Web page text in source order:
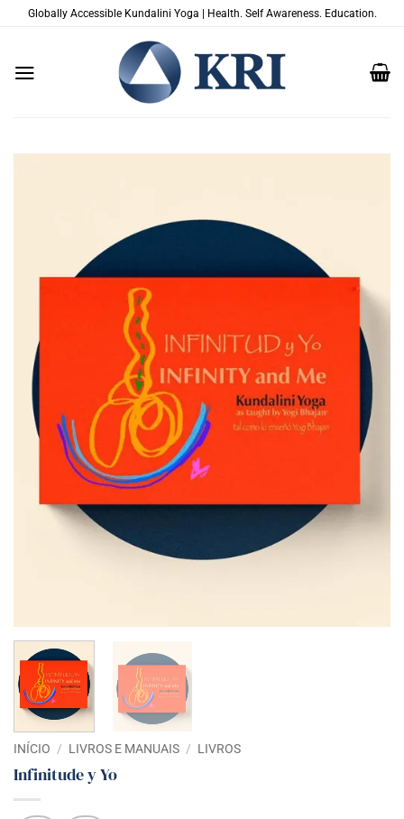
Globally Accessible Kundalini Yoga | Health. Self Awareness. Education.
INÍCIO / LIVROS E MANUAIS / LIVROS
Infinitude y Yo